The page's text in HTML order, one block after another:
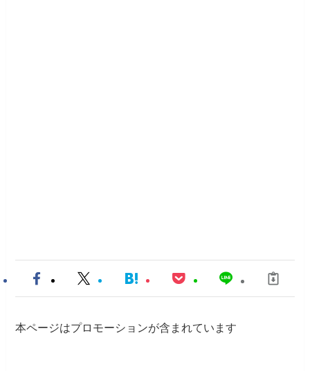
本ページはプロモーションが含まれています